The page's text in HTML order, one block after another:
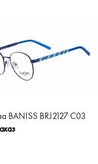
BANISS BRJ2127 C03